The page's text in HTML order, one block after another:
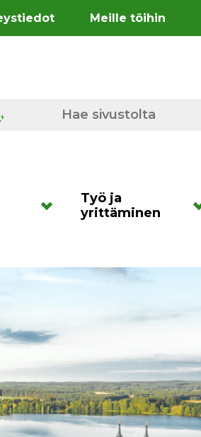
Meille töihin
sivustolta
Työ ja
yrittäminen